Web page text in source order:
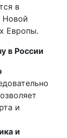
в
Новой
Европы.
в России
и
и